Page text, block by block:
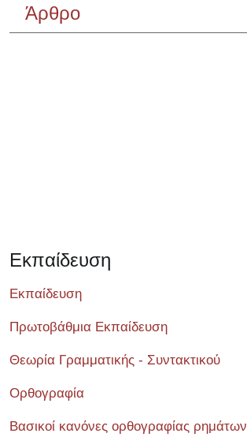
Άρθρο
Εκπαίδευση
Εκπαίδευση
Πρωτοβάθμια Εκπαίδευση
Θεωρία Γραμματικής - Συντακτικού
Ορθογραφία
Βασικοί κανόνες ορθογραφίας ρημάτων